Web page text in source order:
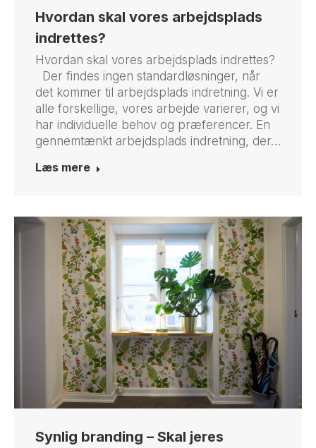
Hvordan skal vores arbejdsplads
indrettes?
Hvordan skal vores arbejdsplads indrettes?
Der findes ingen standardløsninger, når
det kommer til arbejdsplads indretning. Vi er
alle forskellige, vores arbejde varierer, og vi
har individuelle behov og præferencer. En
gennemtænkt arbejdsplads indretning, der…
Læs mere
Synlig branding – Skal jeres